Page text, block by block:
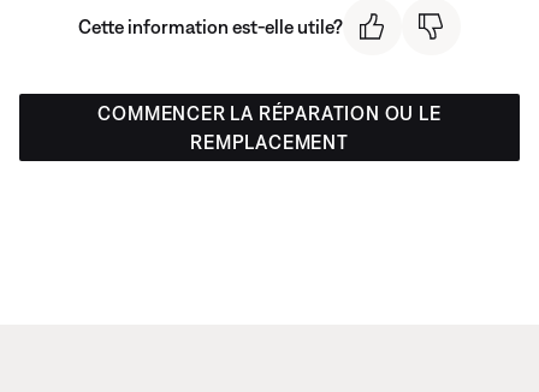
Cette information est-elle utile?
COMMENCER LA RÉPARATION OU LE
REMPLACEMENT